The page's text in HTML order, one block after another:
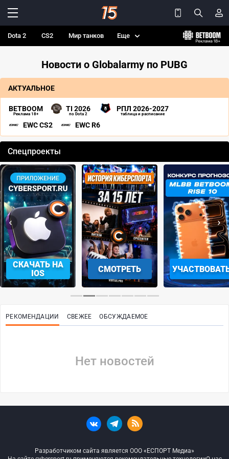
Dota 2 CS2 Мир танков Еще
Новости о Globalarmy по PUBG
АКТУАЛЬНОЕ
BETBOOM
Реклама 18+
TI 2026
по Dota 2
РПЛ 2026-2027
таблица и расписание
EWC CS2 EWC R6
Спецпроекты
СКАЧАТЬ НА
IOS
СМОТРЕТЬ
‹ ›
РЕКОМЕНДАЦИИ СВЕЖЕЕ ОБСУЖДАЕМОЕ
Нет новостей
Разработчиком сайта является ООО «ЕСПОРТ Медиа»